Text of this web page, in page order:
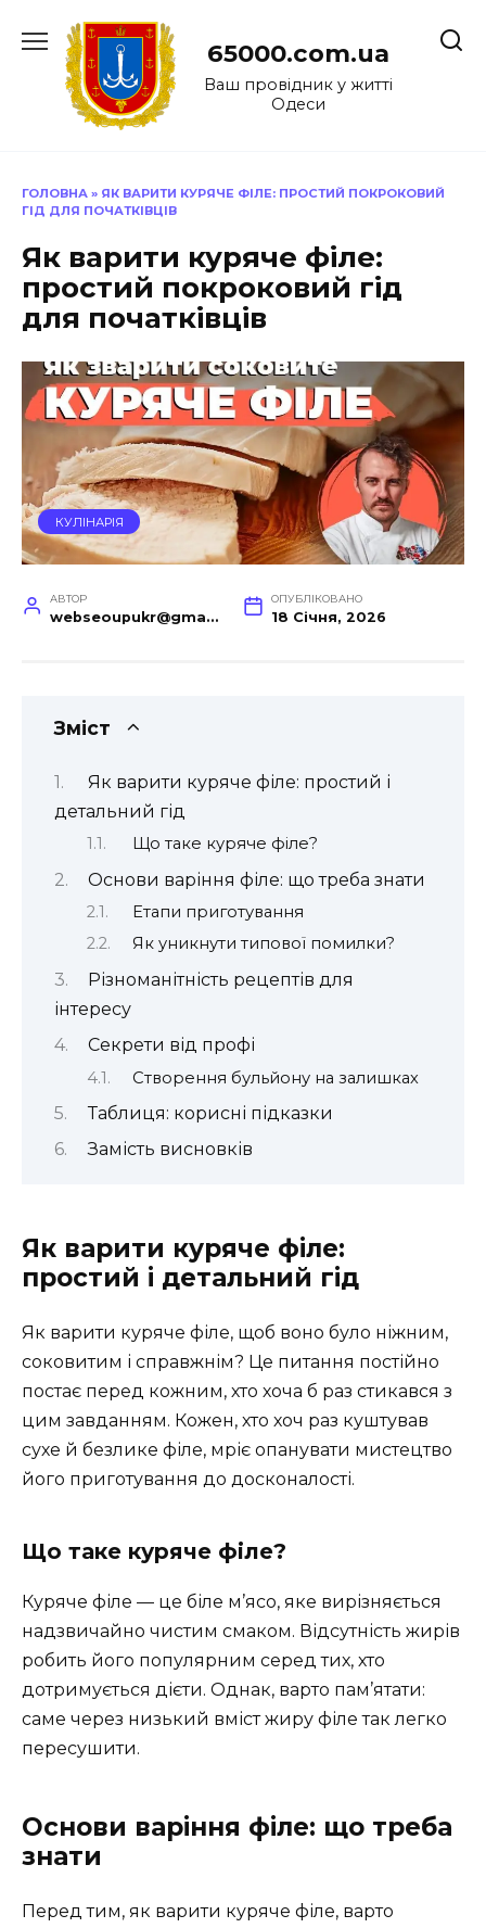
до
65000.com.ua
Ваш провідник у житті
Одеси
ГОЛОВНА » ЯК ВАРИТИ КУРЯЧЕ ФІЛЕ: ПРОСТИЙ ПОКРОКОВИЙ
ГІД ДЛЯ ПОЧАТКІВЦІВ
Як варити куряче філе:
простий покроковий гід
для початківців
КУЛІНАРІЯ
АВТОР
webseoupukr@gmail.com
ОПУБЛІКОВАНО
18 Січня, 2026
Зміст
Як варити куряче філе: простий і
детальний гід
Що таке куряче філе?
Основи варіння філе: що треба знати
Етапи приготування
Як уникнути типової помилки?
Різноманітність рецептів для
інтересу
Секрети від профі
Створення бульйону на залишках
Таблиця: корисні підказки
Замість висновків
Як варити куряче філе:
простий і детальний гід
Як варити куряче філе, щоб воно було ніжним,
соковитим і справжнім? Це питання постійно
постає перед кожним, хто хоча б раз стикався з
цим завданням. Кожен, хто хоч раз куштував
сухе й безлике філе, мріє опанувати мистецтво
його приготування до досконалості.
Що таке куряче філе?
Куряче філе — це біле м’ясо, яке вирізняється
надзвичайно чистим смаком. Відсутність жирів
робить його популярним серед тих, хто
дотримується дієти. Однак, варто пам’ятати:
саме через низький вміст жиру філе так легко
пересушити.
Основи варіння філе: що треба
знати
Перед тим, як варити куряче філе, варто